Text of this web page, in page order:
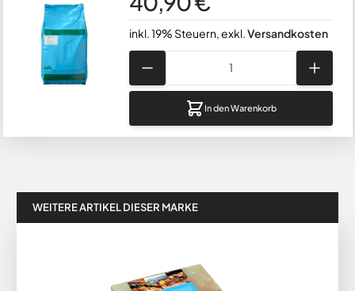
inkl. 19% Steuern,exkl.Versandkosten
Menge
In den Warenkorb
WEITERE ARTIKEL DIESER MARKE